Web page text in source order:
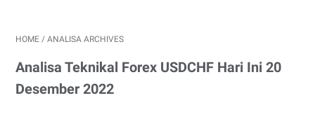
HOME / ANALISA ARCHIVES
Analisa Teknikal Forex USDCHF Hari Ini 20
Desember 2022